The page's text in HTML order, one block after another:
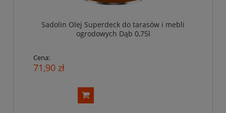
Sadolin Olej Superdeck do tarasów i mebli
ogrodowych Dąb 0,75l
Cena:
71,90 zł